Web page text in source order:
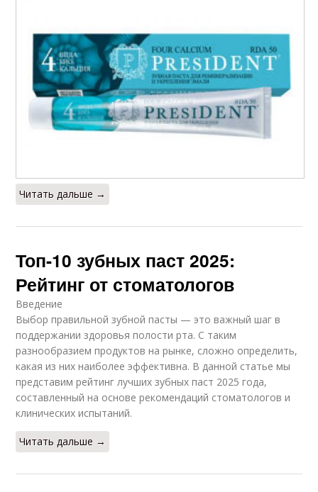
Читать дальше →
Топ-10 зубных паст 2025:
Рейтинг от стоматологов
Введение
Выбор правильной зубной пасты — это важный шаг в
поддержании здоровья полости рта. С таким
разнообразием продуктов на рынке, сложно определить,
какая из них наиболее эффективна. В данной статье мы
представим рейтинг лучших зубных паст 2025 года,
составленный на основе рекомендаций стоматологов и
клинических испытаний.
Читать дальше →